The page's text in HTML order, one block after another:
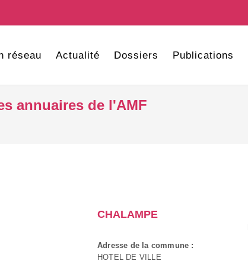
réseau Actualité Dossiers Publications
annuaires de l'AMF
CHALAMPE
Adresse de la commune :
HOTEL DE VILLE